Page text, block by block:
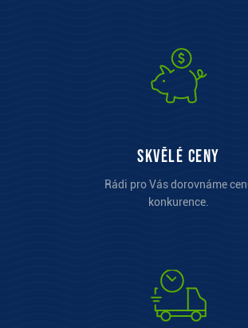
Skvělé ceny
Rádi pro Vás dorovnáme
konkurence.